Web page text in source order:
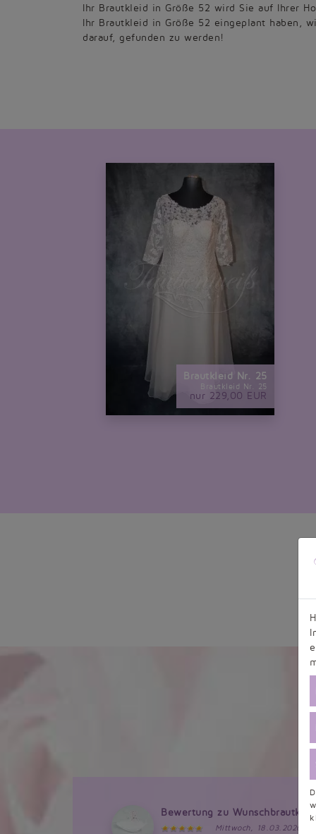
Ihr Brautkleid in Größe 52 wird Sie auf Ihrer
Ihr Brautkleid in Größe 52 eingeplant haben,
darauf, gefunden zu werden!
Brautkleid Nr. 25
Brautkleid Nr. 25
nur 229,00 EUR
Bewertung zu
Mittwoch, 18.03.2026,